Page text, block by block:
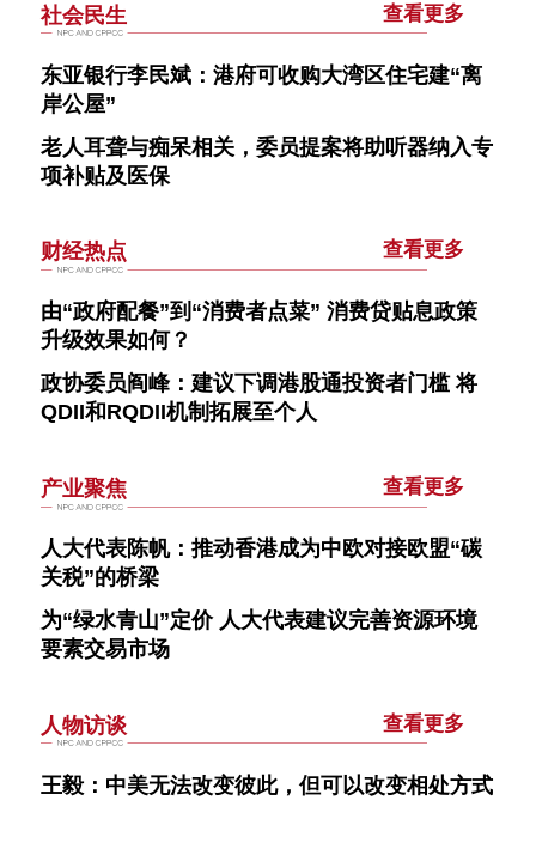
社会民生 查看更多
东亚银行李民斌：港府可收购大湾区住宅建“离
岸公屋”
老人耳聋与痴呆相关，委员提案将助听器纳入专
项补贴及医保
财经热点 查看更多
由“政府配餐”到“消费者点菜” 消费贷贴息政策
升级效果如何？
政协委员阎峰：建议下调港股通投资者门槛 将
QDII和RQDII机制拓展至个人
产业聚焦 查看更多
人大代表陈帆：推动香港成为中欧对接欧盟“碳
关税”的桥梁
为“绿水青山”定价 人大代表建议完善资源环境
要素交易市场
人物访谈 查看更多
王毅：中美无法改变彼此，但可以改变相处方式